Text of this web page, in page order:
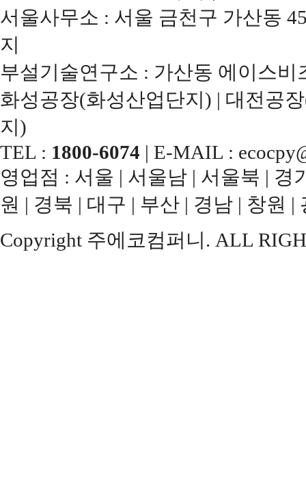
서울사무소 : 서울 금천구 가산동
지
부설기술연구소 : 가산동 에이스비
화성공장(화성산업단지) | 대전공
지)
TEL : 1800-6074 | E-MAIL :
영업점 : 서울 | 서울남 | 서울북 | 경
원 | 경북 | 대구 | 부산 | 경남 | 창원 |
Copyright 주에코컴퍼니. ALL